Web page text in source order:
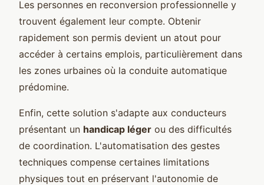
Les personnes en reconversion professionnelle y
trouvent également leur compte. Obtenir
rapidement son permis devient un atout pour
accéder à certains emplois, particulièrement dans
les zones urbaines où la conduite automatique
prédomine.
Enfin, cette solution s'adapte aux conducteurs
présentant un handicap léger ou des difficultés
de coordination. L'automatisation des gestes
techniques compense certaines limitations
physiques tout en préservant l'autonomie de